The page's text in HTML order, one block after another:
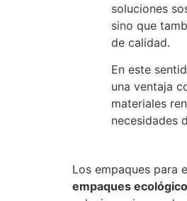
soluciones
sino que
de calidad.
En este
una ventaja
materiales
necesidades
Los empaques para
empaques